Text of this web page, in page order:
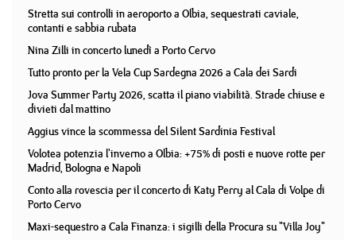
Stretta sui controlli in aeroporto a Olbia, sequestrati caviale,
contanti e sabbia rubata
Nina Zilli in concerto lunedì a Porto Cervo
Tutto pronto per la Vela Cup Sardegna 2026 a Cala dei Sardi
Jova Summer Party 2026, scatta il piano viabilità. Strade chiuse e
divieti dal mattino
Aggius vince la scommessa del Silent Sardinia Festival
Volotea potenzia l'inverno a Olbia: +75% di posti e nuove rotte per
Madrid, Bologna e Napoli
Conto alla rovescia per il concerto di Katy Perry al Cala di Volpe di
Porto Cervo
Maxi-sequestro a Cala Finanza: i sigilli della Procura su "Villa Joy"